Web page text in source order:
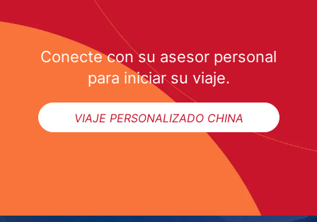
Conecte con su asesor personal
para iniciar su viaje.
VIAJE PERSONALIZADO CHINA